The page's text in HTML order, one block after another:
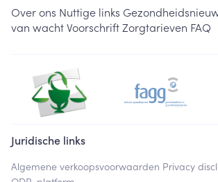
Over ons Nuttige links
van wachtVoorschriftZorgtarieven FAQ
Juridische links
Algemene verkoopsvoorwaarden Privacy